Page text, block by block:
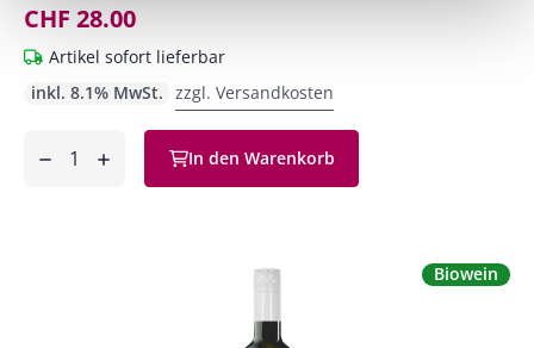
CHF 28.00
Artikel sofort lieferbar
inkl. 8.1% MwSt. zzgl. Versandkosten
hinzufügen
In den Warenkorb
Biowein